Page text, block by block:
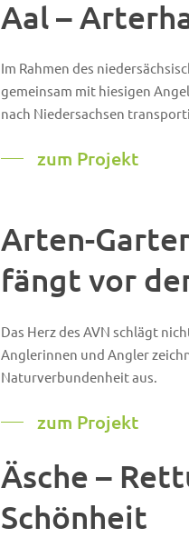
Aal –
Im Rahmen des
gemeinsam mit hiesigen
nach Niedersachsen
zum Projekt
Arten-
fängt vor
Das Herz des AVN schlägt
Anglerinnen und Angler
Naturverbundenheit aus.
zum Projekt
Äsche –
Schönheit